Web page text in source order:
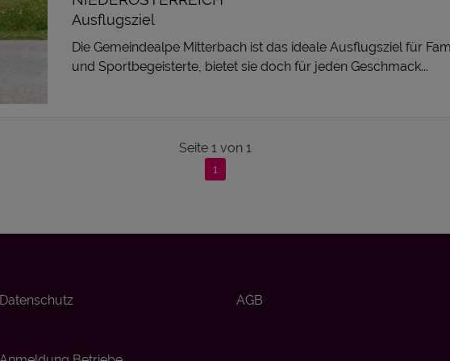
Ausflugsziel
Die Gemeindealpe Mitterbach ist das ideale Ausflugsziel für
und Sportbegeisterte, bietet sie doch für jeden Geschmack...
Seite 1 von 1
1
Datenschutz AGB